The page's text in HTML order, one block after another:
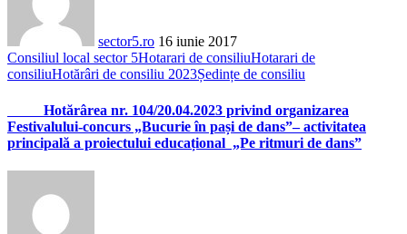
sector5.ro 16 iunie 2017
Consiliul local sector 5Hotarari de consiliuHotarari de
consiliuHotărâri de consiliu 2023Ședințe de consiliu
Hotărârea nr. 104/20.04.2023 privind organizarea
Festivalului-concurs „Bucurie în pași de dans”– activitatea
principală a proiectului educațional „Pe ritmuri de dans”